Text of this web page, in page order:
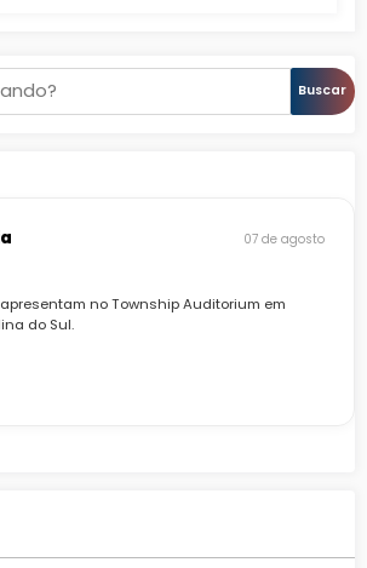
Buscar
07 de agosto
no Township Auditorium em
do Sul.